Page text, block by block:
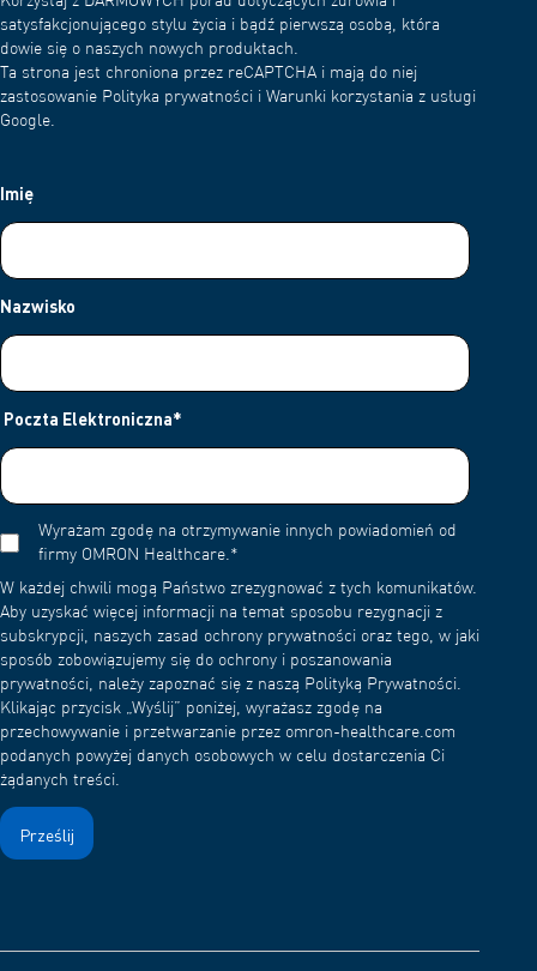
satysfakcjonującego stylu życia i bądź pierwszą osobą, która
dowie się o naszych nowych produktach.
Ta strona jest chroniona przez reCAPTCHA i mają do niej
zastosowanie Polityka prywatności i Warunki korzystania z usługi
Google.
Imię
Nazwisko
Poczta Elektroniczna*
Wyrażam zgodę na otrzymywanie innych powiadomień od
firmy OMRON Healthcare. *
W każdej chwili mogą Państwo zrezygnować z tych komunikatów.
Aby uzyskać więcej informacji na temat sposobu rezygnacji z
subskrypcji, naszych zasad ochrony prywatności oraz tego, w jaki
sposób zobowiązujemy się do ochrony i poszanowania
prywatności, należy zapoznać się z naszą Polityką Prywatności.
Klikając przycisk „Wyślij” poniżej, wyrażasz zgodę na
przechowywanie i przetwarzanie przez omron-healthcare.com
podanych powyżej danych osobowych w celu dostarczenia Ci
żądanych treści.